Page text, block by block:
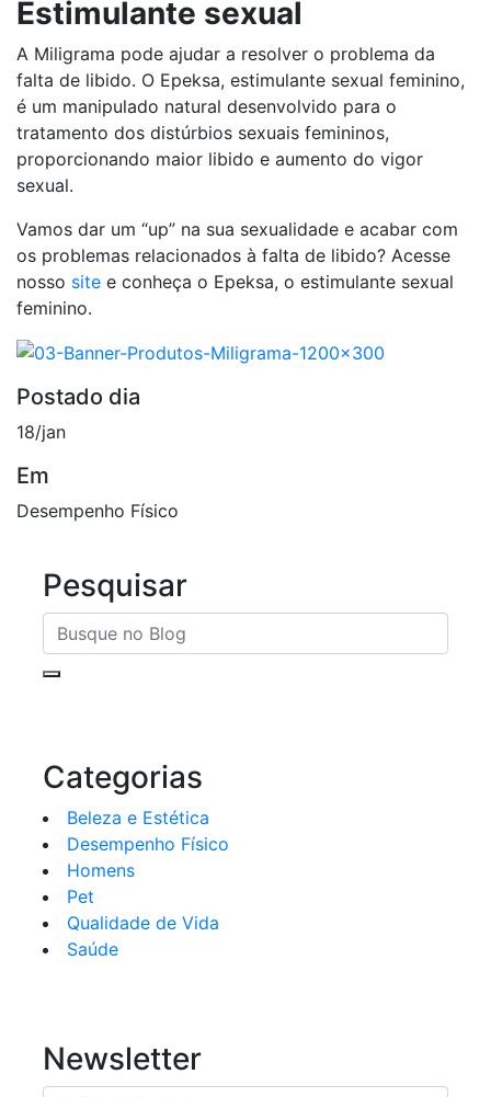
Postado dia
18/jan
Em
Desempenho Físico
Estimulante sexual
A Miligrama pode ajudar a resolver o problema da
falta de libido. O Epeksa, estimulante sexual feminino,
é um manipulado natural desenvolvido para o
tratamento dos distúrbios sexuais femininos,
proporcionando maior libido e aumento do vigor
sexual.
Vamos dar um “up” na sua sexualidade e acabar com
os problemas relacionados à falta de libido? Acesse
nosso site e conheça o Epeksa, o estimulante sexual
feminino.
Pesquisar
Categorias
Beleza e Estética
Desempenho Físico
Homens
Pet
Qualidade de Vida
Saúde
Newsletter